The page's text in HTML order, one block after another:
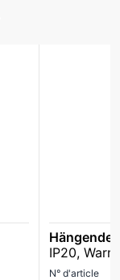
Hängende
IP20,
N° d'article